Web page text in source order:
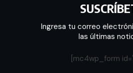
Ingresa tu correo
las últimas
[mc4wp_form